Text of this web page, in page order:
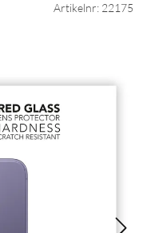
Artikelnr: 22175